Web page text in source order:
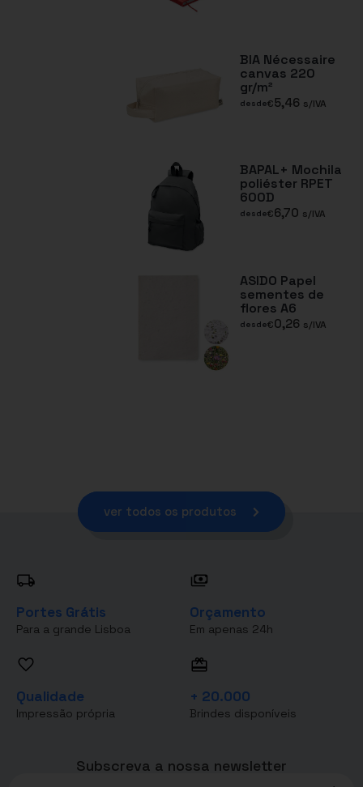
BIA Nécessaire
canvas 220
gr/m²
desde€5,46 s/IVA
BAPAL+ Mochila
poliéster RPET
600D
desde€6,70 s/IVA
ASIDO Papel
sementes de
flores A6
desde€0,26 s/IVA
ver todos os produtos
Portes Grátis
Para a grande Lisboa
Orçamento
Em apenas 24h
Qualidade
Impressão própria
+ 20.000
Brindes disponíveis
Subscreva a nossa newsletter